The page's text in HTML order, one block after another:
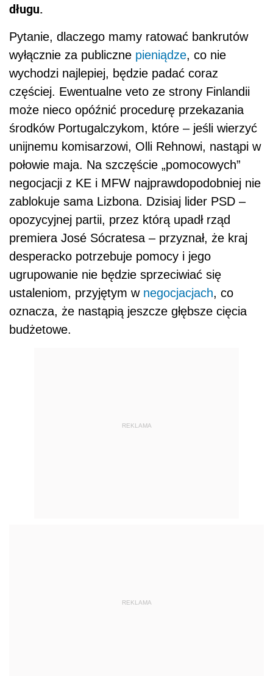
długu.
Pytanie, dlaczego mamy ratować bankrutów
wyłącznie za publiczne pieniądze, co nie
wychodzi najlepiej, będzie padać coraz
częściej. Ewentualne veto ze strony Finlandii
może nieco opóźnić procedurę przekazania
środków Portugalczykom, które – jeśli wierzyć
unijnemu komisarzowi, Olli Rehnowi, nastąpi w
połowie maja. Na szczęście „pomocowych”
negocjacji z KE i MFW najprawdopodobniej nie
zablokuje sama Lizbona. Dzisiaj lider PSD –
opozycyjnej partii, przez którą upadł rząd
premiera José Sócratesa – przyznał, że kraj
desperacko potrzebuje pomocy i jego
ugrupowanie nie będzie sprzeciwiać się
ustaleniom, przyjętym w negocjacjach, co
oznacza, że nastąpią jeszcze głębsze cięcia
budżetowe.
REKLAMA
REKLAMA